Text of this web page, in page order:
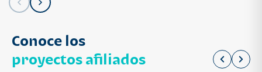
Conoce los
proyectos afiliados